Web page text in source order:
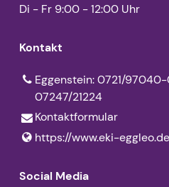
Di - Fr 9:00 - 12:00 Uhr
Kontakt
Eggenstein: 0721/
07247/21224
Kontaktformular
https://www.​eki-eggleo.​de
Social Media